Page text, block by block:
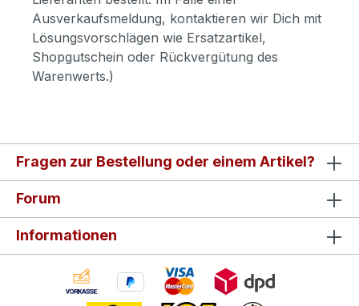
Ausverkaufsmeldung, kontaktieren wir Dich mit
Lösungsvorschlägen wie Ersatzartikel,
Shopgutschein oder Rückvergütung des
Warenwerts.)
Fragen zur Bestellung oder einem Artikel?
Forum
Informationen